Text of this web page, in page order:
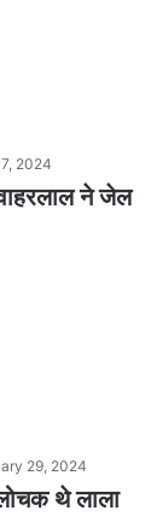
2024
ने जेल
29, 2024
थे लाला